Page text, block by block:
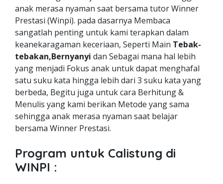
anak merasa nyaman saat bersama tutor Winner
Prestasi (Winpi). pada dasarnya Membaca
sangatlah penting untuk kami terapkan dalam
keanekaragaman keceriaan, Seperti Main Tebak-
tebakan,Bernyanyi dan Sebagai mana hal lebih
yang menjadi Fokus anak untuk dapat menghafal
satu suku kata hingga lebih dari 3 suku kata yang
berbeda, Begitu juga untuk cara Berhitung &
Menulis yang kami berikan Metode yang sama
sehingga anak merasa nyaman saat belajar
bersama Winner Prestasi.
Program untuk Calistung di
WINPI :